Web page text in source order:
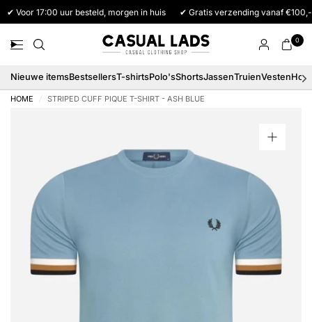
✔ Voor 17:00 uur besteld, morgen in huis ✔ Gratis verzending vanaf €100,-
0
Nieuwe itemsBestsellersT-shirtsPolo'sShortsJassenTruienVesten
HOME / STRIPED CUFF PIQUE T-SHIRT - ASH BLUE